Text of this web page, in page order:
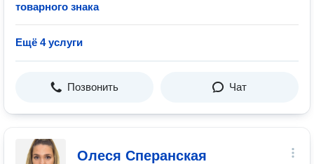
товарного знака
Ещё 4 услуги
Позвонить Чат
Олеся Сперанская